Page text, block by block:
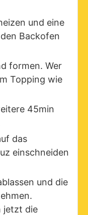
und eine
Backofen
formen. Wer
Topping wie
45min
das
einschneiden
und die
jetzt die